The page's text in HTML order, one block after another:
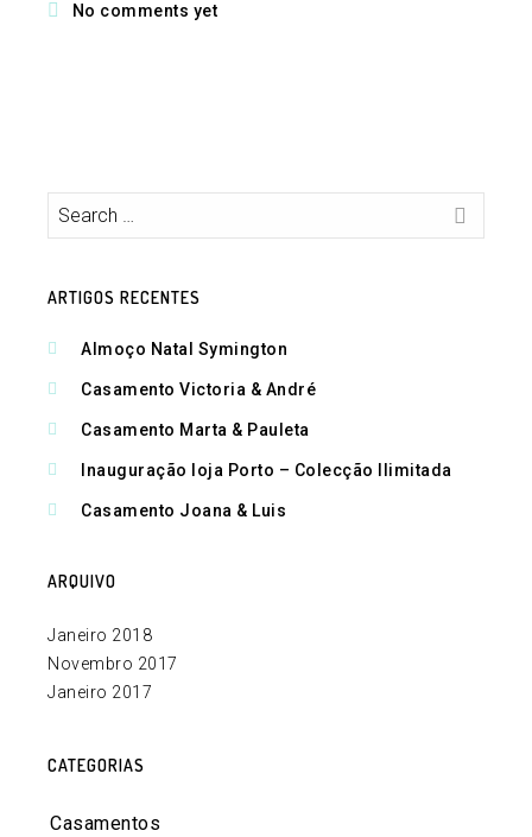
No comments yet
ARTIGOS RECENTES
Almoço Natal Symington
Casamento Victoria & André
Casamento Marta & Pauleta
Inauguração loja Porto – Colecção Ilimitada
Casamento Joana & Luis
ARQUIVO
Janeiro 2018
Novembro 2017
Janeiro 2017
CATEGORIAS
Casamentos